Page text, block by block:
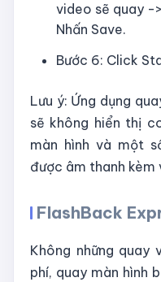
video sẽ quay -
Nhấn Save.
Bước 6: Click
Lưu ý: Ứng dụng
sẽ không hiển thị
màn hình và một
được âm thanh kèm
FlashBack
Không những quay
phí, quay màn hình